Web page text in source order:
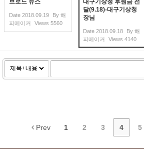
브로드 뉴스
Date 2018.09.19 By 해
피메이커
Views 5560
대구기상청 후원금 전
달(9.18)-대구기상청
장님
Date 2018.09.18 By 해
피메이커
Views 4140
Prev 1 2 3 4 5